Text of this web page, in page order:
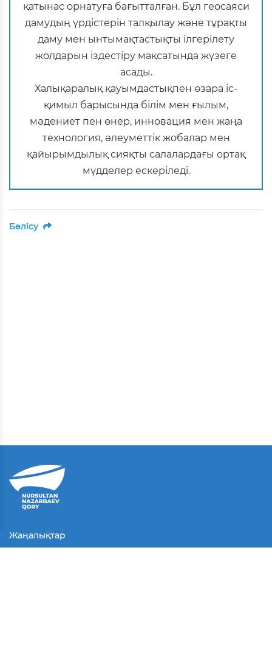
қатынас орнатуға бағытталған. Бұл геосаяси
дамудың үрдістерін талқылау және тұрақты
даму мен ынтымақтастықты ілгерілету
жолдарын іздестіру мақсатында жүзеге
асады.
Халықаралық қауымдастықпен өзара іс-
қимыл барысында білім мен ғылым,
мәдениет пен өнер, инновация мен жаңа
технология, әлеуметтік жобалар мен
қайырымдылық сияқты салалардағы ортақ
мүдделер ескеріледі.
Бөлісу
Жаңалықтар